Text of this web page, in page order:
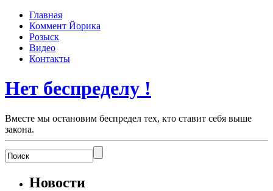
Главная
Коммент Йорика
Розыск
Видео
Контакты
Нет беспределу !
Вместе мы остановим беспредел тех, кто ставит себя выше
закона.
Новости